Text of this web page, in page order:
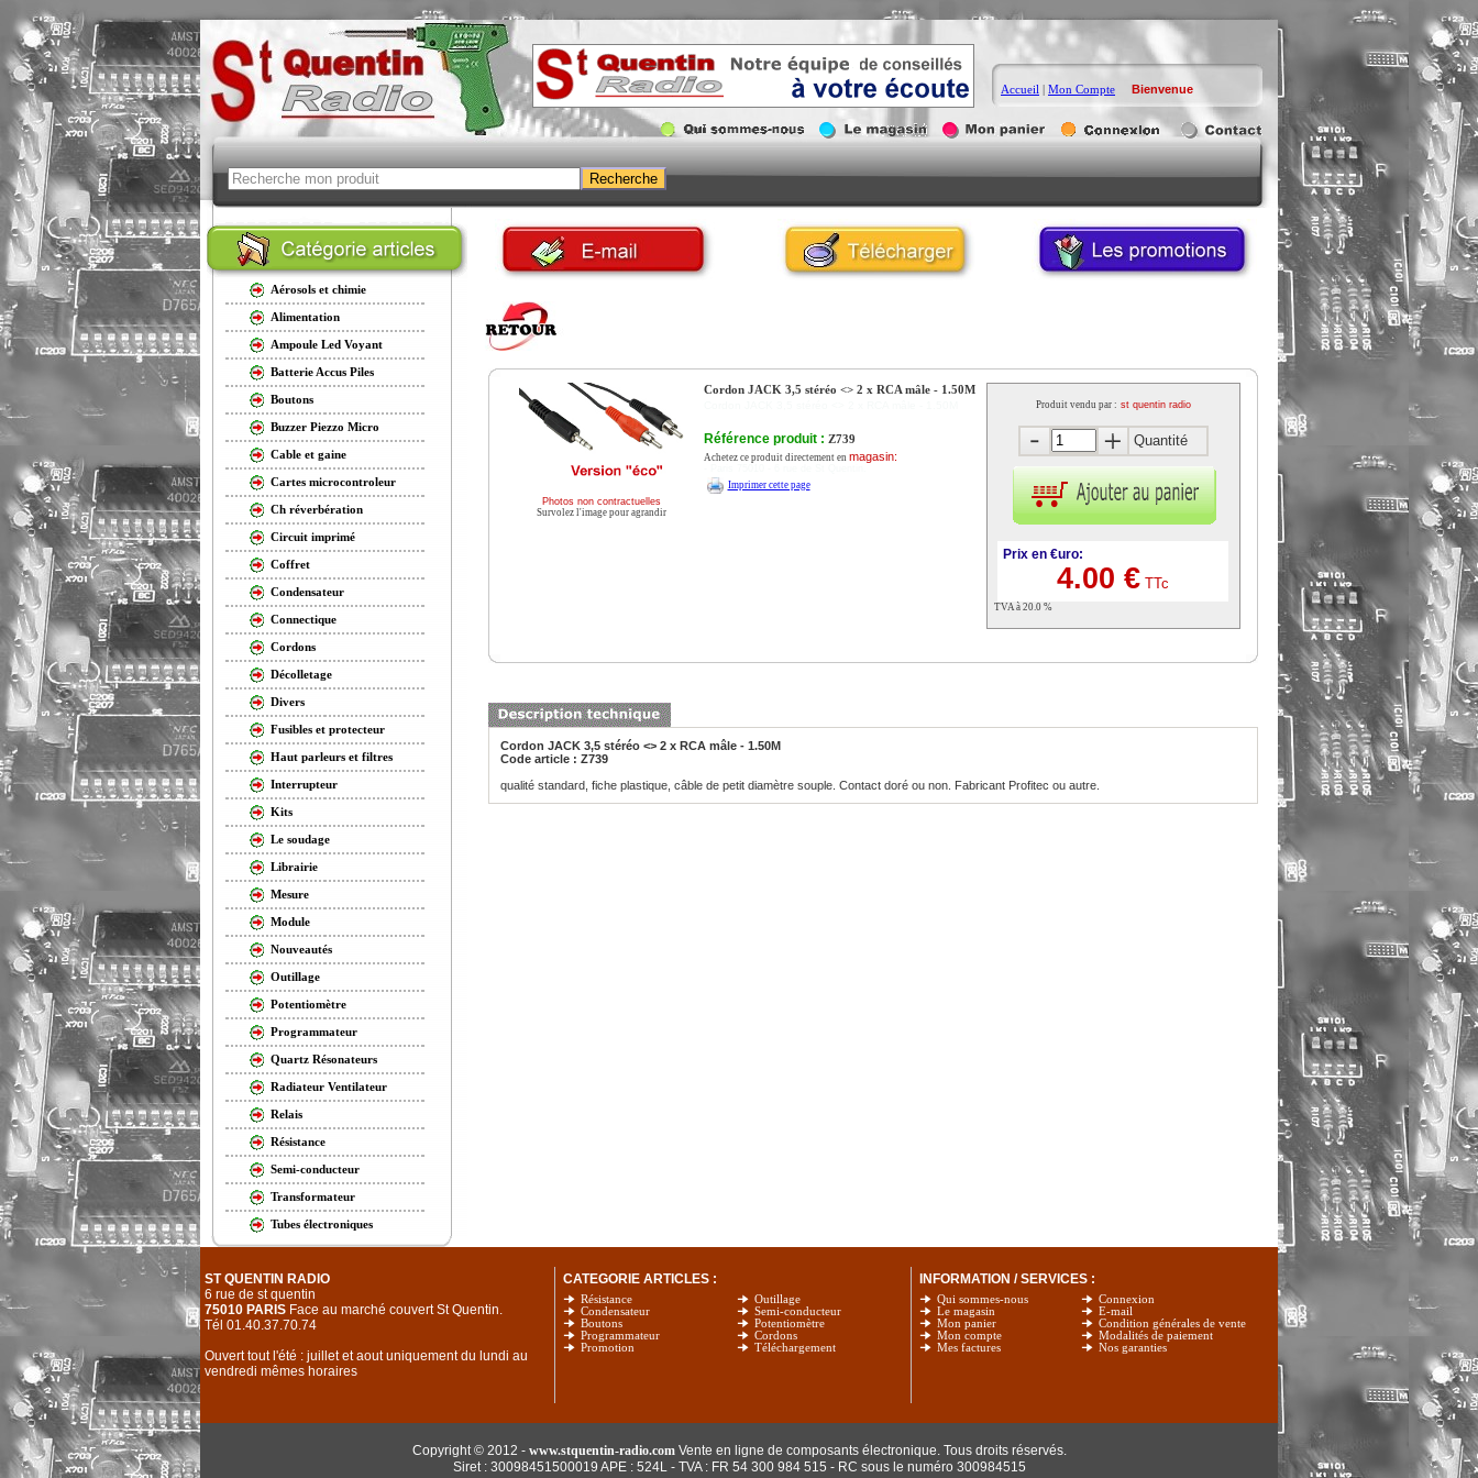
Accueil | Mon Compte Bienvenue
Aérosols et chimie
Alimentation
Ampoule Led Voyant
Batterie Accus Piles
Boutons
Buzzer Piezzo Micro
Cable et gaine
Cartes microcontroleur
Ch réverbération
Circuit imprimé
Coffret
Condensateur
Connectique
Cordons
Décolletage
Divers
Fusibles et protecteur
Haut parleurs et filtres
Interrupteur
Kits
Le soudage
Librairie
Mesure
Module
Nouveautés
Outillage
Potentiomètre
Programmateur
Quartz Résonateurs
Radiateur Ventilateur
Relais
Résistance
Semi-conducteur
Transformateur
Tubes électroniques
Photos non contractuelles
Survolez l'image pour agrandir
Cordon JACK 3,5 stéréo <> 2 x RCA mâle - 1.50M
Référence produit : Z739
Achetez ce produit directement en magasin:
Imprimer cette page
Produit vendu par : st quentin radio
Quantité
Prix en €uro:
4.00 € TTc
TVA à 20.0 %
Cordon JACK 3,5 stéréo <> 2 x RCA mâle - 1.50M
Code article : Z739
qualité standard, fiche plastique, câble de petit diamètre souple. Contact doré ou non. Fabricant Profitec ou autre.
ST QUENTIN RADIO
6 rue de st quentin
75010 PARIS Face au marché couvert St Quentin.
Tél 01.40.37.70.74
Ouvert tout l'été : juillet et aout uniquement du lundi au
vendredi mêmes horaires
CATEGORIE ARTICLES :
Résistance
Condensateur
Boutons
Programmateur
Promotion
Outillage
Semi-conducteur
Potentiomètre
Cordons
Téléchargement
INFORMATION / SERVICES :
Qui sommes-nous
Le magasin
Mon panier
Mon compte
Mes factures
Connexion
E-mail
Condition générales de vente
Modalités de paiement
Nos garanties
Copyright © 2012 - www.stquentin-radio.comVente en ligne de composants électronique. Tous droits réservés.
Siret : 30098451500019 APE : 524L - TVA : FR 54 300 984 515 - RC sous le numéro 300984515